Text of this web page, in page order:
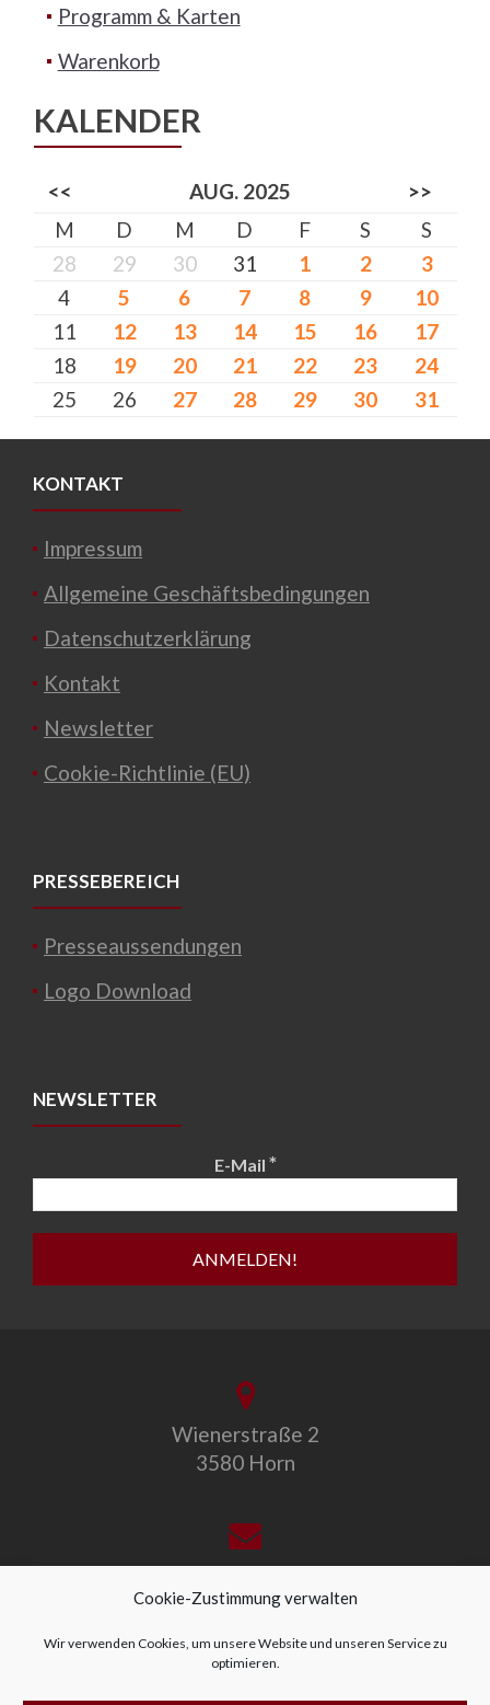
Cookie-Zustimmung verwalten
Wir verwenden Cookies, um unsere Website und unseren Service zu
optimieren.
Programm & Karten
Warenkorb
KALENDER
<< AUG. 2025
>>
M
D M D F S
S
28
29 30 31 1 2
3
4
5 6 7 8 9
10
11
12 13 14 15 16
17
18
19 20 21 22 23
24
25
26 27 28 29 30 31
KONTAKT
Impressum
Allgemeine Geschäftsbedingungen
Datenschutzerklärung
Kontakt
Newsletter
Cookie-Richtlinie (EU)
PRESSEBEREICH
Presseaussendungen
Logo Download
NEWSLETTER
E-Mail *
Wienerstraße 2
3580 Horn
office@allegro-vivo.at